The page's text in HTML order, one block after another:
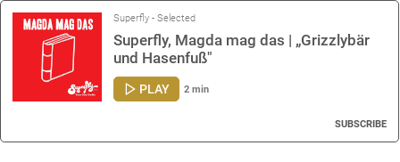
Superfly - Selected
Superfly, Magda mag das | „Grizzlybär
und Hasenfuß"
PLAY 2 min
SUBSCRIBE